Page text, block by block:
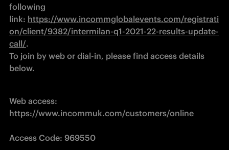
following
link: https://www.incommglobalevents.com/registrati
on/client/9382/intermilan-q1-2021-22-results-update-
call/.
To join by web or dial-in, please find access details
below.
Web access:
https://www.incommuk.com/customers/online
Access Code: 969550